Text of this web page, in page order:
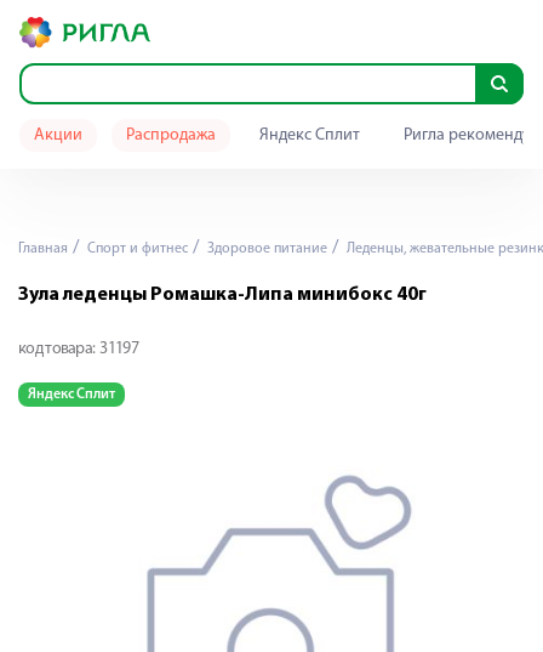
Акции Распродажа Яндекс Сплит Ригла
Главная Спорт и фитнес Здоровое питание Леденцы, жевательные
Зула леденцы Ромашка-Липа минибокс 40г
код товара: 31197
Яндекс Сплит